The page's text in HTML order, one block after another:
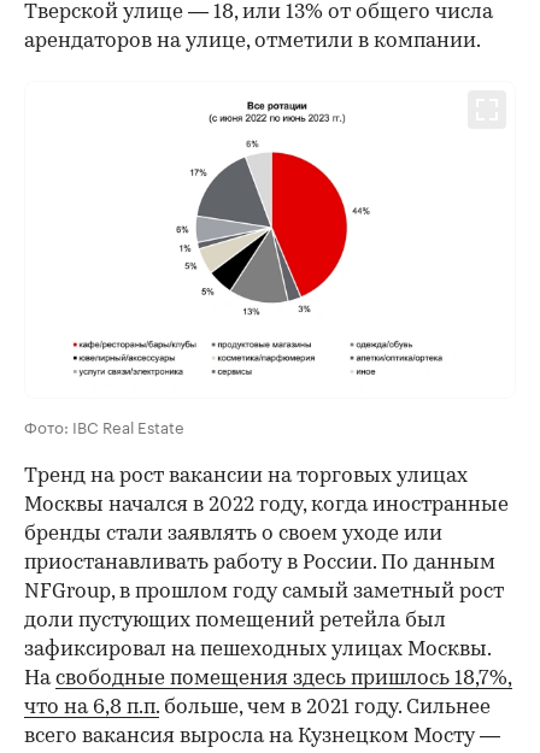
Тверской улице — 18, или 13% от общего числа
арендаторов на улице, отметили в компании.
Фото: IBC Real Estate
Тренд на рост вакансии на торговых улицах
Москвы начался в 2022 году, когда иностранные
бренды стали заявлять о своем уходе или
приостанавливать работу в России. По данным
NFGroup, в прошлом году самый заметный рост
доли пустующих помещений ретейла был
зафиксировал на пешеходных улицах Москвы.
Насвободные помещения здесь пришлось 18,7%,
что на 6,8 п.п. больше, чем в 2021 году. Сильнее
всего вакансия выросла на Кузнецком Мосту —